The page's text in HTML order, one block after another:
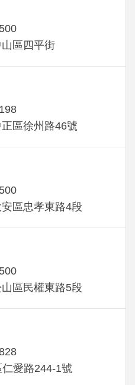
區四平街
區徐州路46號
區忠孝東路4段
區民權東路5段
愛路244-1號